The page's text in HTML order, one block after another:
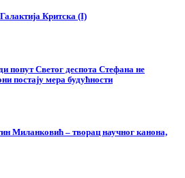
Критска (I)
попут Светог деспота Стефана не
постају мера будућности
Миланковић – творац научног канона,